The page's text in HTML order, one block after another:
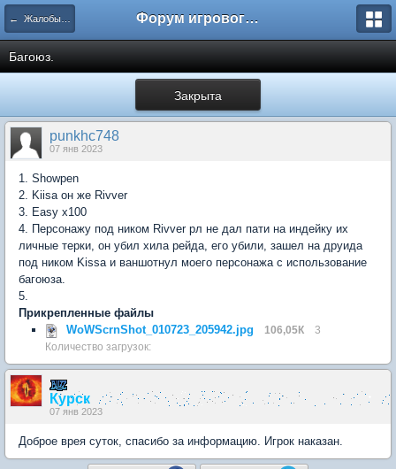
← Жалобы на игроков Форум игрового проекта Riverrise
Багоюз.
Закрыта
punkhc748
07 янв 2023
1. Showpen
2. Kiisa он же Rivver
3. Easy x100
4. Персонажу под ником Rivver рл не дал пати на индейку их
личные терки, он убил хила рейда, его убили, зашел на друида
под ником Kissa и ваншотнул моего персонажа с использование
багоюза.
5.
Прикрепленные файлы
WoWScrnShot_010723_205942.jpg
106,05К
3
Количество загрузок:
Курск
07 янв 2023
Доброе врея суток, спасибо за информацию. Игрок наказан.